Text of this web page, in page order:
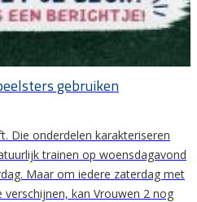
gebruiken
Die onderdelen karakteriseren
trainen op woensdagavond
Maar om iedere zaterdag met
kan Vrouwen 2 nog